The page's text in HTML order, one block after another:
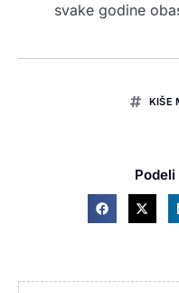
svake godine
KIŠE